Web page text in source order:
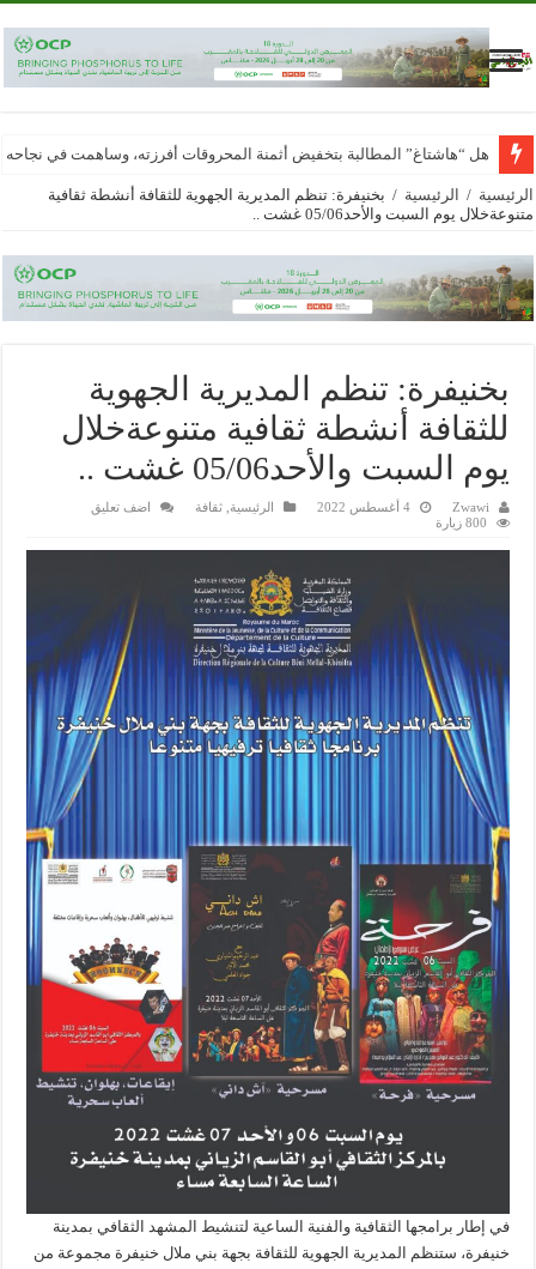
هل “هاشتاغ” المطالبة بتخفيض أثمنة المحروقات أفرزته، وساهمت في
الرئيسية / الرئيسية / بخنيفرة: تنظم المديرية الجهوية للثقافة أنشطة ثقافية
متنوعةخلال يوم السبت والأحد05/06 غشت ..
بخنيفرة: تنظم المديرية الجهوية
للثقافة أنشطة ثقافية متنوعةخلال
يوم السبت والأحد05/06 غشت ..
Zwawi 4 أغسطس 2022 الرئيسية ,ثقافة
اضف تعليق
800 زيارة
في إطار برامجها الثقافية والفنية الساعية لتنشيط المشهد الثقافي بمدينة
خنيفرة، ستنظم المديرية الجهوية للثقافة بجهة بني ملال خنيفرة مجموعة من